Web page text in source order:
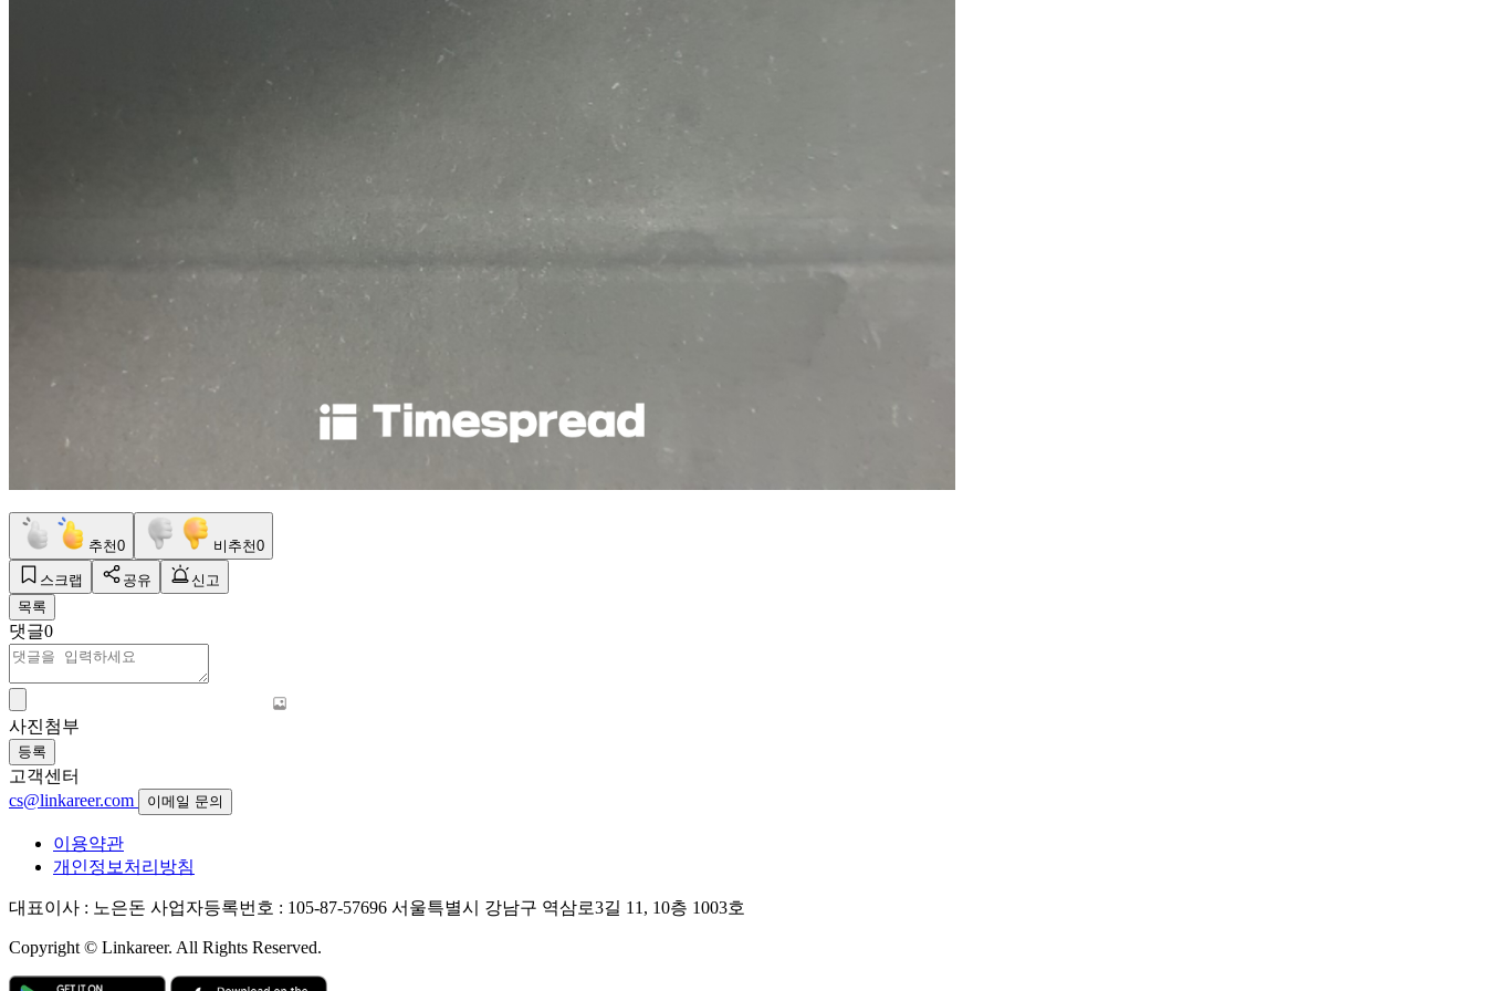
추천0 비추천0
스크랩 공유
신고
목록
댓글0
사진첨부
등록
고객센터
cs@linkareer.com
이메일 문의
이용약관
개인정보처리방침
대표이사 : 노은돈 사업자등록번호 : 105-87-57696 서울특별시 강남구 역삼로3길 11, 10층 1003호
Copyright © Linkareer. All Rights Reserved.